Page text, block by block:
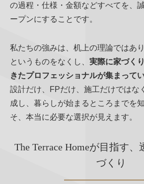
の過程・仕様・金額などすべてを、
ープンにすることです。
私たちの強みは、机上の理論ではあ
というものをなくし、 実際に家づく
きたプロフェッショナルが集まって
設計だけ、FPだけ、施工だけではな
成し、暮らしが始まるところまでを
そ、本当に必要な選択が見えます。
The Terrace Homeが目指す
づくり